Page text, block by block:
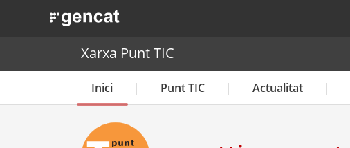
. Obre en una nova finestra.
Xarxa Punt TIC
Inici Punt TIC Actualitat